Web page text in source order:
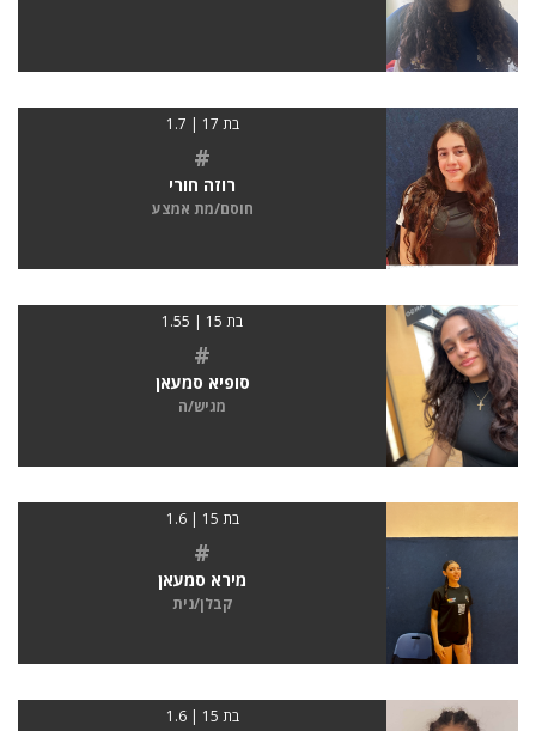
בת 17 | 1.7
#
רוזה חורי
חוסם/מת אמצע
בת 15 | 1.55
#
סופיא סמעאן
מגיש/ה
בת 15 | 1.6
#
מירא סמעאן
קבלן/נית
בת 15 | 1.6